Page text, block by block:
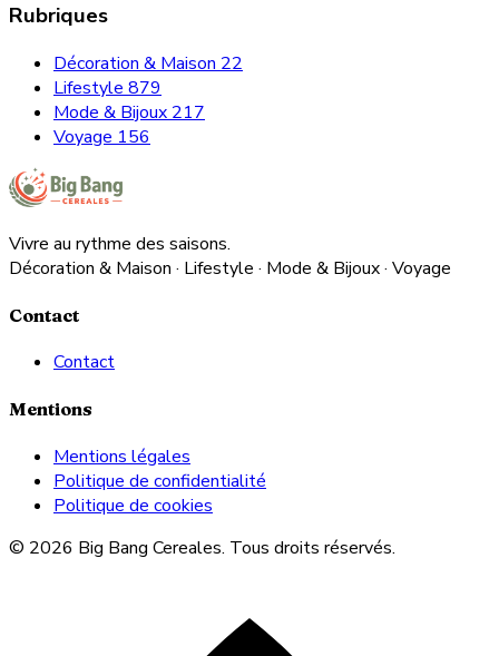
Rubriques
Décoration & Maison 22
Lifestyle 879
Mode & Bijoux 217
Voyage 156
Vivre au rythme des saisons.
Décoration & Maison · Lifestyle · Mode & Bijoux · Voyage
Contact
Contact
Mentions
Mentions légales
Politique de confidentialité
Politique de cookies
© 2026 Big Bang Cereales. Tous droits réservés.